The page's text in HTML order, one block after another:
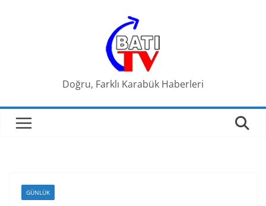
Doğru, Farklı Karabük Haberleri
GÜNLÜK